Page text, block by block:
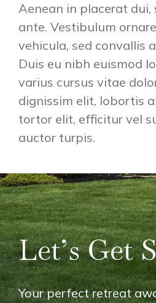
Aenean in placerat
ante. Vestibulum
vehicula, sed convallis
Duis eu nibh euismod
varius cursus vitae
dignissim elit, lobortis
tortor elit, efficitur vel
auctor turpis.
Let’s Get
Your perfect retreat